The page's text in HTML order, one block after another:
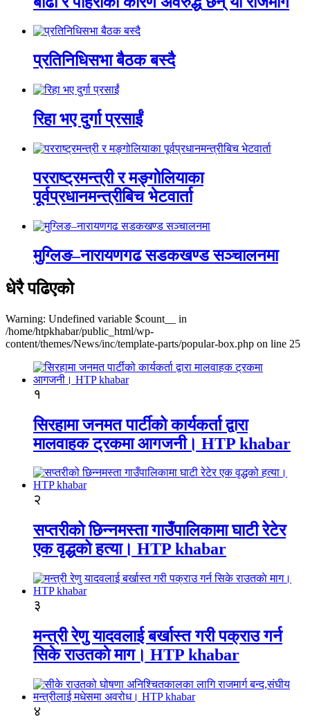
प्रतिनिधिसभा बैठक बस्दै
रिहा भए दुर्गा प्रसाईं
परराष्ट्रमन्त्री र मङ्गोलियाका
पूर्वप्रधानमन्त्रीबिच भेटवार्ता
मुग्लिङ–नारायणगढ सडकखण्ड सञ्चालनमा
धेरै पढिएको
Warning: Undefined variable $count__ in
/home/htpkhabar/public_html/wp-
content/themes/News/inc/template-parts/popular-box.php on line 25
१
सिरहामा जनमत पार्टीको कार्यकर्ता द्वारा
मालवाहक ट्रकमा आगजनी। HTP khabar
२
सप्तरीको छिन्नमस्ता गाउँपालिकामा घाटी रेटेर
एक वृद्धको हत्या। HTP khabar
३
मन्त्री रेणु यादवलाई बर्खास्त गरी पक्राउ गर्न
सिके राउतकाे माग। HTP khabar
४